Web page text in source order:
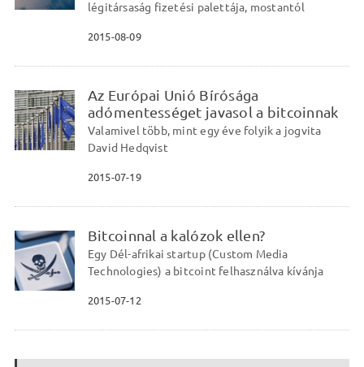
légitársaság fizetési palettája, mostantól
2015-08-09
Az Európai Unió Bírósága
adómentességet javasol a bitcoinnak
Valamivel több, mint egy éve folyik a jogvita
David Hedqvist
2015-07-19
Bitcoinnal a kalózok ellen?
Egy Dél-afrikai startup (Custom Media
Technologies) a bitcoint felhasználva kívánja
2015-07-12